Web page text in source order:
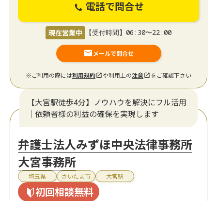
電話で問合せ
現在営業中 【受付時間】06:30〜22:00
メールで問合せ
※ご利用の際には利用規約 や利用上の注意 をご確認下さい
【大宮駅徒歩4分】ノウハウを解決にフル活用
｜依頼者様の利益の確保を実現します
弁護士法人みずほ中央法律事務所
大宮事務所
埼玉県 さいたま市 大宮駅
初回相談無料